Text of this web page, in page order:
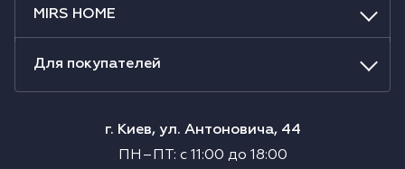
Холодильники
Духовые шкафы
Микроволновые печи
MIRS HOME
Для покупателей
г. Киев, ул. Антоновича, 44
ПН–ПТ : с11:00 до 18:00